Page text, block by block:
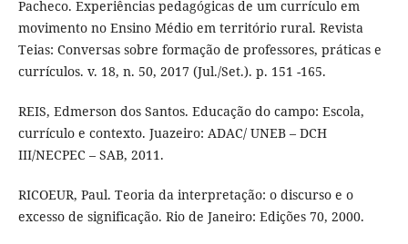
Pacheco. Experiências pedagógicas de um currículo em
movimento no Ensino Médio em território rural. Revista
Teias: Conversas sobre formação de professores, práticas e
currículos. v. 18, n. 50, 2017 (Jul./Set.). p. 151 -165.
REIS, Edmerson dos Santos. Educação do campo: Escola,
currículo e contexto. Juazeiro: ADAC/ UNEB – DCH
III/NECPEC – SAB, 2011.
RICOEUR, Paul. Teoria da interpretação: o discurso e o
excesso de significação. Rio de Janeiro: Edições 70, 2000.